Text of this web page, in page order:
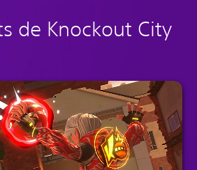
de Knockout City